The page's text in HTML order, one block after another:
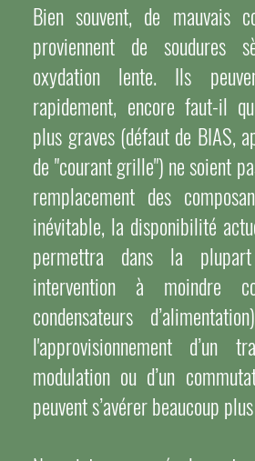
Bien souvent, de mauvais
proviennent de soudures
oxydation lente. Ils
rapidement, encore faut-il
plus graves (défaut de BIAS,
de "courant grille") ne soient
remplacement des
inévitable, la disponibilité
permettra dans la
intervention à moindre
condensateurs
l'approvisionnement d’un
modulation ou d’un
peuvent s’avérer beaucoup